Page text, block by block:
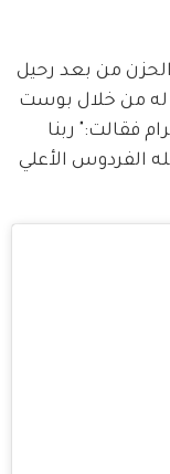
من بعد رحيل
له من خلال بوست
فقالت:" ربنا
الفردوس الأعلي